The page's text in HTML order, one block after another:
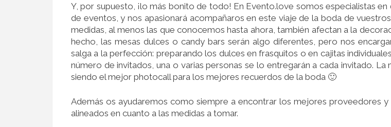
Y, por supuesto, ¡lo más bonito de todo! En Evento.love somos especialistas
de eventos, y nos apasionará acompañaros en este viaje de la boda de
medidas, al menos las que conocemos hasta ahora, también afectan a la
hecho, las mesas dulces o candy bars serán algo diferentes, pero nos
salga a la perfección: preparando los dulces en frasquitos o en cajitas
número de invitados, una o varias personas se lo entregarán a cada invitado. La
siendo el mejor photocall para los mejores recuerdos de la boda 🙂
Además os ayudaremos como siempre a encontrar los mejores proveedores
alineados en cuanto a las medidas a tomar.